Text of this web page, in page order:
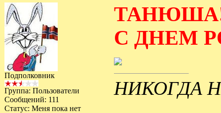
Подполковник
Группа: Пользователи
Сообщений: 111
Статус: Меня пока нет
С ДНЕМ
НИКОГДА